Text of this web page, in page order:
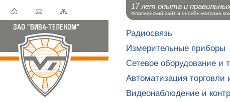
Радиосвязь
Измерительные приборы
Сетевое оборудование и
Автоматизация торговли
Видеонаблюдение и
17 лет опыта и
Флагманский сайт и онлайн-магазин